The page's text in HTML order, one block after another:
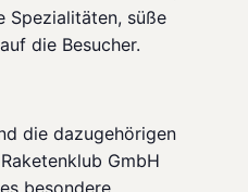
Spezialitäten, süße
die Besucher.
die dazugehörigen
GmbH
besondere